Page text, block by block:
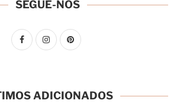
SEGUE-NOS
ADICIONADOS